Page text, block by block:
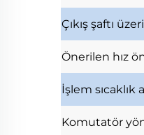
Çıkış şaftı
Önerilen hız
İşlem sıcaklık
Komutatör